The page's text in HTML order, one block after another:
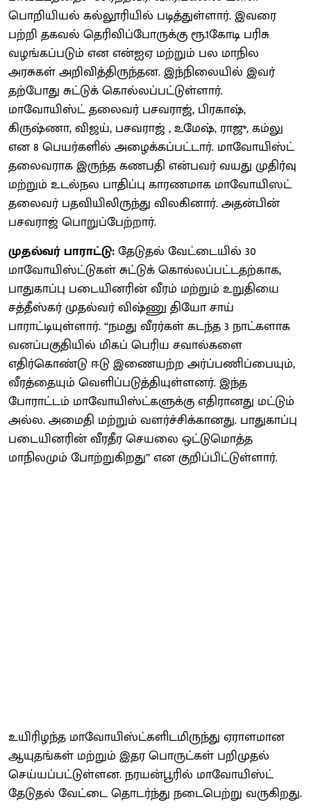
பொறியியல் கல்லூரியில் படித்துள்ளார். இவரை
பற்றி தகவல் தெரிவிப்போருக்கு ரூ.1கோடி பரிசு
வழங்கப்படும் என என்ஐஏ மற்றும் பல மாநில
அரசுகள் அறிவித்திருந்தன. இந்நிலையில் இவர்
தற்போது சுட்டுக் கொல்லப்பட்டுள்ளார்.
மாவோயிஸ்ட் தலைவர் பசவராஜ், பிரகாஷ்,
கிருஷ்ணா, விஜய், பசவராஜ் , உமேஷ், ராஜு, கம்லு
என 8 பெயர்களில் அழைக்கப்பட்டார். மாவோயிஸ்ட்
தலைவராக இருந்த கணபதி என்பவர் வயது முதிர்வு
மற்றும் உடல்நல பாதிப்பு காரணமாக மாவோயிஸட்
தலைவர் பதவியிலிருந்து விலகினார். அதன்பின்
பசவராஜ் பொறுப்பேற்றார்.
முதல்வர் பாராட்டு:தேடுதல் வேட்டையில் 30
மாவோயிஸ்ட்டுகள் சுட்டுக் கொல்லப்பட்டதற்காக,
பாதுகாப்பு படையினரின் வீரம் மற்றும் உறுதியை
சத்தீஸ்கர் முதல்வர் விஷ்ணு தியோ சாய்
பாராட்டியுள்ளார். ‘‘நமது வீரர்கள் கடந்த 3 நாட்களாக
வனப்பகுதியில் மிகப் பெரிய சவால்களை
எதிர்கொண்டு ஈடு இணையற்ற அர்ப்பணிப்பையும்,
வீரத்தையும் வெளிப்படுத்தியுள்ளனர். இந்த
போராட்டம் மாவோயிஸ்ட்களுக்கு எதிரானது மட்டும்
அல்ல. அமைதி மற்றும் வளர்ச்சிக்கானது. பாதுகாப்பு
படையினரின் வீரதீர செயலை ஒட்டுமொத்த
மாநிலமும் போற்றுகிறது’’ என குறிப்பிட்டுள்ளார்.
உயிரிழந்த மாவோயிஸ்ட்களிடமிருந்து ஏராளமான
ஆயுதங்கள் மற்றும் இதர பொருட்கள் பறிமுதல்
செய்யப்பட்டுள்ளன. நரயன்பூரில் மாவோயிஸ்ட்
தேடுதல் வேட்டை தொடர்ந்து நடைபெற்று வருகிறது.